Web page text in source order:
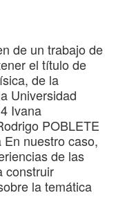
de un trabajo de
el título de
de la
Universidad
Ivana
POBLETE
nuestro caso,
de las
construir
la temática